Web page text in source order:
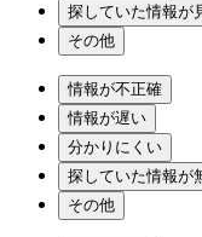
探していた情報が
その他
情報が不正確
情報が遅い
分かりにくい
探していた情報が
その他